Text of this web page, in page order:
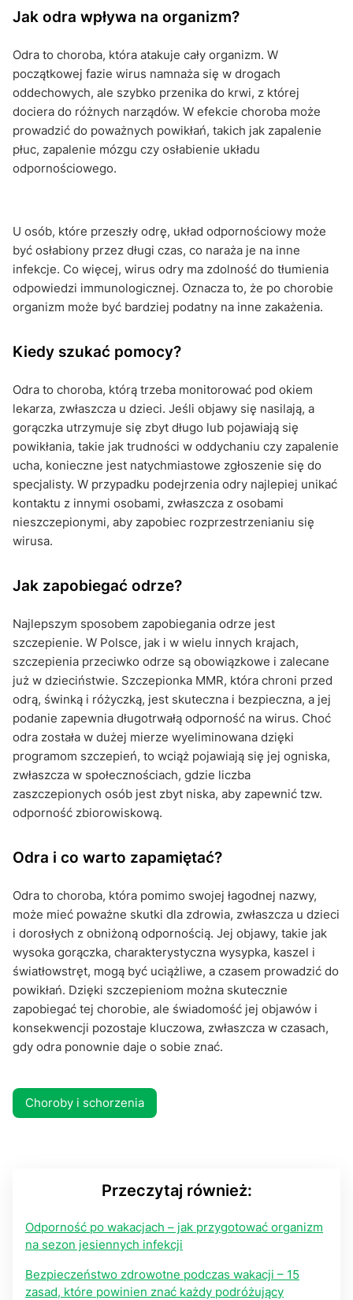
Jak odra wpływa na organizm?
Odra to choroba, która atakuje cały organizm. W
początkowej fazie wirus namnaża się w drogach
oddechowych, ale szybko przenika do krwi, z której
dociera do różnych narządów. W efekcie choroba może
prowadzić do poważnych powikłań, takich jak zapalenie
płuc, zapalenie mózgu czy osłabienie układu
odpornościowego.
U osób, które przeszły odrę, układ odpornościowy może
być osłabiony przez długi czas, co naraża je na inne
infekcje. Co więcej, wirus odry ma zdolność do tłumienia
odpowiedzi immunologicznej. Oznacza to, że po chorobie
organizm może być bardziej podatny na inne zakażenia.
Kiedy szukać pomocy?
Odra to choroba, którą trzeba monitorować pod okiem
lekarza, zwłaszcza u dzieci. Jeśli objawy się nasilają, a
gorączka utrzymuje się zbyt długo lub pojawiają się
powikłania, takie jak trudności w oddychaniu czy zapalenie
ucha, konieczne jest natychmiastowe zgłoszenie się do
specjalisty. W przypadku podejrzenia odry najlepiej unikać
kontaktu z innymi osobami, zwłaszcza z osobami
nieszczepionymi, aby zapobiec rozprzestrzenianiu się
wirusa.
Jak zapobiegać odrze?
Najlepszym sposobem zapobiegania odrze jest
szczepienie. W Polsce, jak i w wielu innych krajach,
szczepienia przeciwko odrze są obowiązkowe i zalecane
już w dzieciństwie. Szczepionka MMR, która chroni przed
odrą, świnką i różyczką, jest skuteczna i bezpieczna, a jej
podanie zapewnia długotrwałą odporność na wirus. Choć
odra została w dużej mierze wyeliminowana dzięki
programom szczepień, to wciąż pojawiają się jej ogniska,
zwłaszcza w społecznościach, gdzie liczba
zaszczepionych osób jest zbyt niska, aby zapewnić tzw.
odporność zbiorowiskową.
Odra i co warto zapamiętać?
Odra to choroba, która pomimo swojej łagodnej nazwy,
może mieć poważne skutki dla zdrowia, zwłaszcza u dzieci
i dorosłych z obniżoną odpornością. Jej objawy, takie jak
wysoka gorączka, charakterystyczna wysypka, kaszel i
światłowstręt, mogą być uciążliwe, a czasem prowadzić do
powikłań. Dzięki szczepieniom można skutecznie
zapobiegać tej chorobie, ale świadomość jej objawów i
konsekwencji pozostaje kluczowa, zwłaszcza w czasach,
gdy odra ponownie daje o sobie znać.
Choroby i schorzenia
Przeczytaj również:
Odporność po wakacjach – jak przygotować organizm
na sezon jesiennych infekcji
Bezpieczeństwo zdrowotne podczas wakacji – 15
zasad, które powinien znać każdy podróżujący